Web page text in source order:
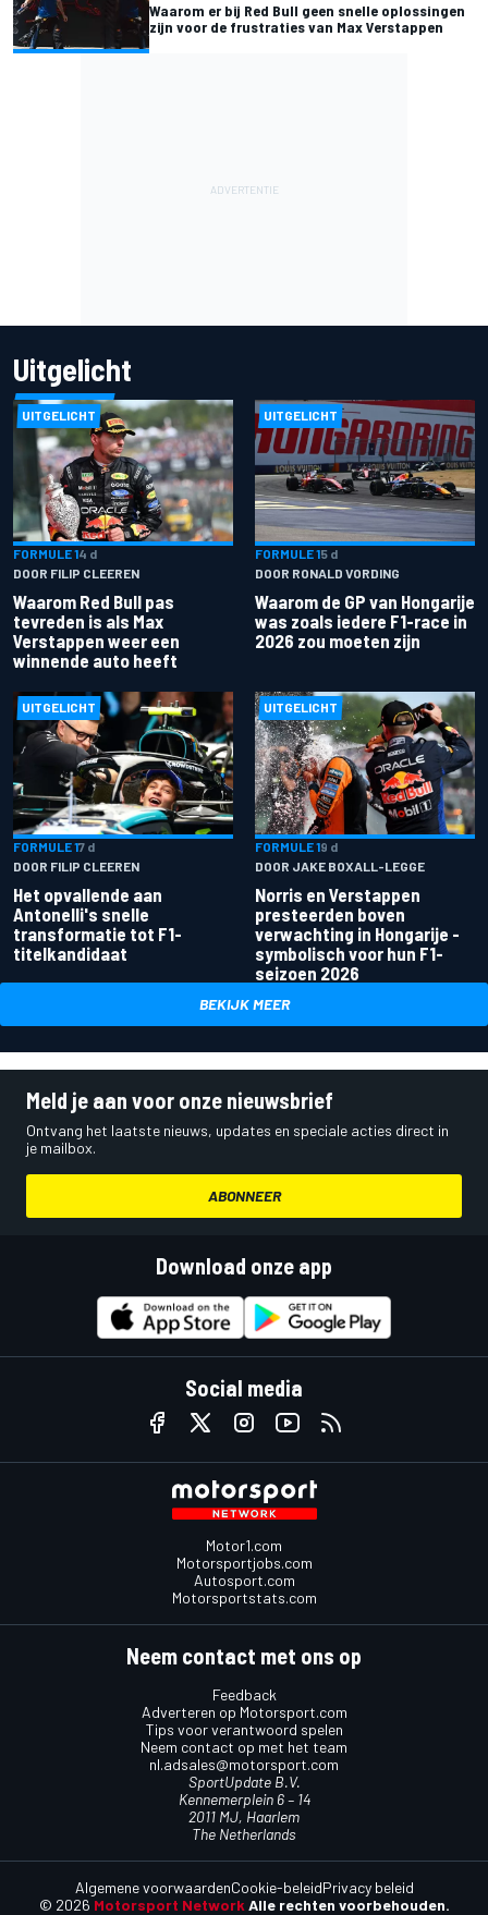
Waarom er bij Red Bull geen snelle oplossingen
zijn voor de frustraties van Max Verstappen
Uitgelicht
UITGELICHT
FORMULE 14 d
DOOR FILIP CLEEREN
Waarom Red Bull pas
tevreden is als Max
Verstappen weer een
winnende auto heeft
UITGELICHT
FORMULE 15 d
DOOR RONALD VORDING
Waarom de GP van Hongarije
was zoals iedere F1-race in
2026 zou moeten zijn
UITGELICHT
FORMULE 17 d
DOOR FILIP CLEEREN
Het opvallende aan
Antonelli's snelle
transformatie tot F1-
titelkandidaat
UITGELICHT
FORMULE 19 d
DOOR JAKE BOXALL-LEGGE
Norris en Verstappen
presteerden boven
verwachting in Hongarije -
symbolisch voor hun F1-
seizoen 2026
BEKIJK MEER
Meld je aan voor onze nieuwsbrief
Ontvang het laatste nieuws, updates en speciale acties direct in
je mailbox.
ABONNEER
Download onze app
Social media
Motor1.com
Motorsportjobs.com
Autosport.com
Motorsportstats.com
Neem contact met ons op
Feedback
Adverteren op Motorsport.com
Tips voor verantwoord spelen
Neem contact op met het team
nl.adsales@motorsport.com
SportUpdate B.V.
Kennemerplein 6 – 14
2011 MJ, Haarlem
The Netherlands
© 2026 Motorsport Network Alle rechten voorbehouden.
Algemene voorwaardenCookie-beleidPrivacy beleid